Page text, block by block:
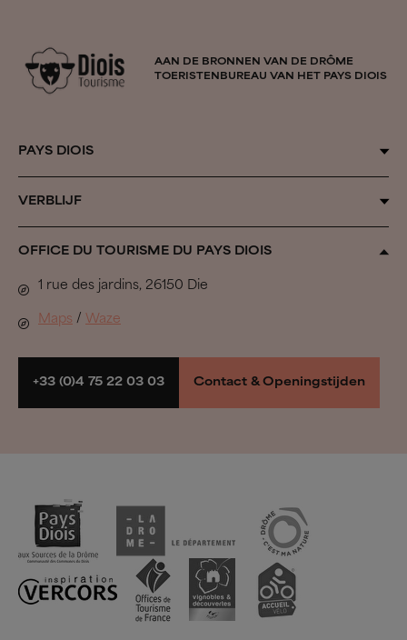
AAN DE BRONNEN VAN DE DRÔME
TOERISTENBUREAU VAN HET PAYS DIOIS
PAYS DIOIS
Door de seizoenen heen
Inspiration Vercors
Het herdersleven
Regionale natuurparken
VERBLIJF
Alle accommodaties
Uit de band springen
In de Pays Diois gaan we…
Boek mijn verblijf
OFFICE DU TOURISME DU PAYS DIOIS
1 rue des jardins, 26150 Die
Maps / Waze
+33 (0)4 75 22 03 03 Contact & Openingstijden